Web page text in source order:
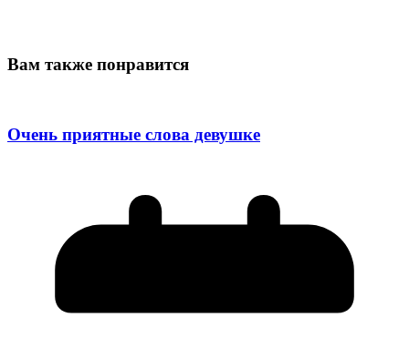
Вам также понравится
Очень приятные слова девушке